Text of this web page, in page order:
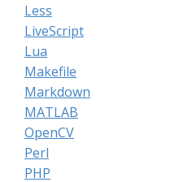
Less
LiveScript
Lua
Makefile
Markdown
MATLAB
OpenCV
Perl
PHP